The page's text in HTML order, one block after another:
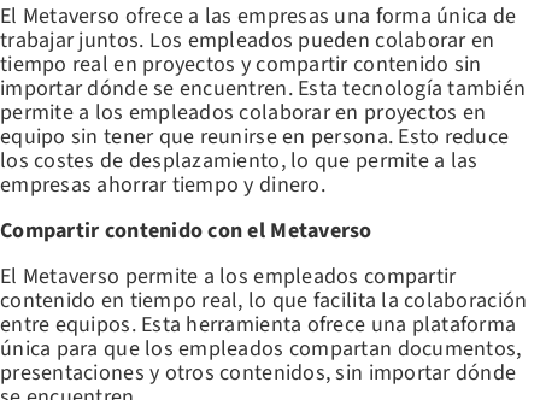
El Metaverso ofrece a las empresas una forma única de
trabajar juntos. Los empleados pueden colaborar en
tiempo real en proyectos y compartir contenido sin
importar dónde se encuentren. Esta tecnología también
permite a los empleados colaborar en proyectos en
equipo sin tener que reunirse en persona. Esto reduce
los costes de desplazamiento, lo que permite a las
empresas ahorrar tiempo y dinero.
Compartir contenido con el Metaverso
El Metaverso permite a los empleados compartir
contenido en tiempo real, lo que facilita la colaboración
entre equipos. Esta herramienta ofrece una plataforma
única para que los empleados compartan documentos,
presentaciones y otros contenidos, sin importar dónde